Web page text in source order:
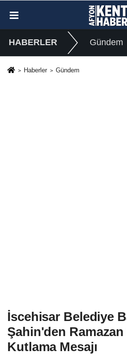
HABERLER Gündem
Haberler Gündem
İscehisar Belediye
Şahin'den Ramazan
Kutlama Mesajı